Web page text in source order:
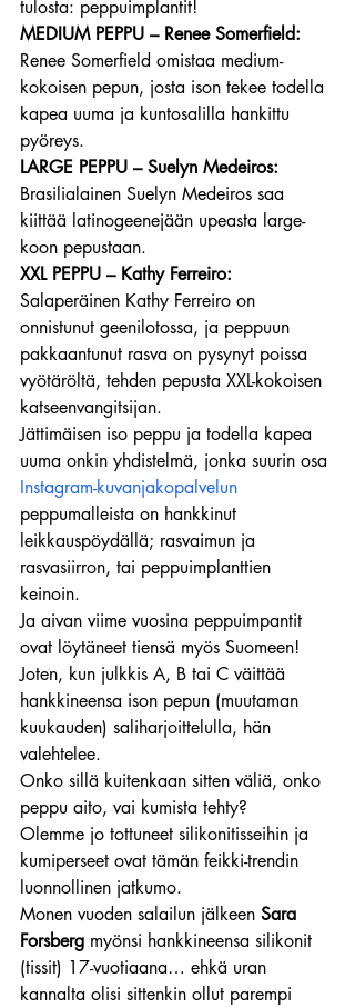
tulosta: peppuimplantit!
MEDIUM PEPPU – Renee Somerfield:
Renee Somerfield omistaa medium-
kokoisen pepun, josta ison tekee todella
kapea uuma ja kuntosalilla hankittu
pyöreys.
LARGE PEPPU – Suelyn Medeiros:
Brasilialainen Suelyn Medeiros saa
kiittää latinogeenejään upeasta large-
koon pepustaan.
XXL PEPPU – Kathy Ferreiro:
Salaperäinen Kathy Ferreiro on
onnistunut geenilotossa, ja peppuun
pakkaantunut rasva on pysynyt poissa
vyötäröltä, tehden pepusta XXL-kokoisen
katseenvangitsijan.
Jättimäisen iso peppu ja todella kapea
uuma onkin yhdistelmä, jonka suurin osa
Instagram-kuvanjakopalvelun
peppumalleista on hankkinut
leikkauspöydällä; rasvaimun ja
rasvasiirron, tai peppuimplanttien
keinoin.
Ja aivan viime vuosina peppuimpantit
ovat löytäneet tiensä myös Suomeen!
Joten, kun julkkis A, B tai C väittää
hankkineensa ison pepun (muutaman
kuukauden) saliharjoittelulla, hän
valehtelee.
Onko sillä kuitenkaan sitten väliä, onko
peppu aito, vai kumista tehty?
Olemme jo tottuneet silikonitisseihin ja
kumiperseet ovat tämän feikki-trendin
luonnollinen jatkumo.
Monen vuoden salailun jälkeen Sara
Forsberg myönsi hankkineensa silikonit
(tissit) 17-vuotiaana… ehkä uran
kannalta olisi sittenkin ollut parempi